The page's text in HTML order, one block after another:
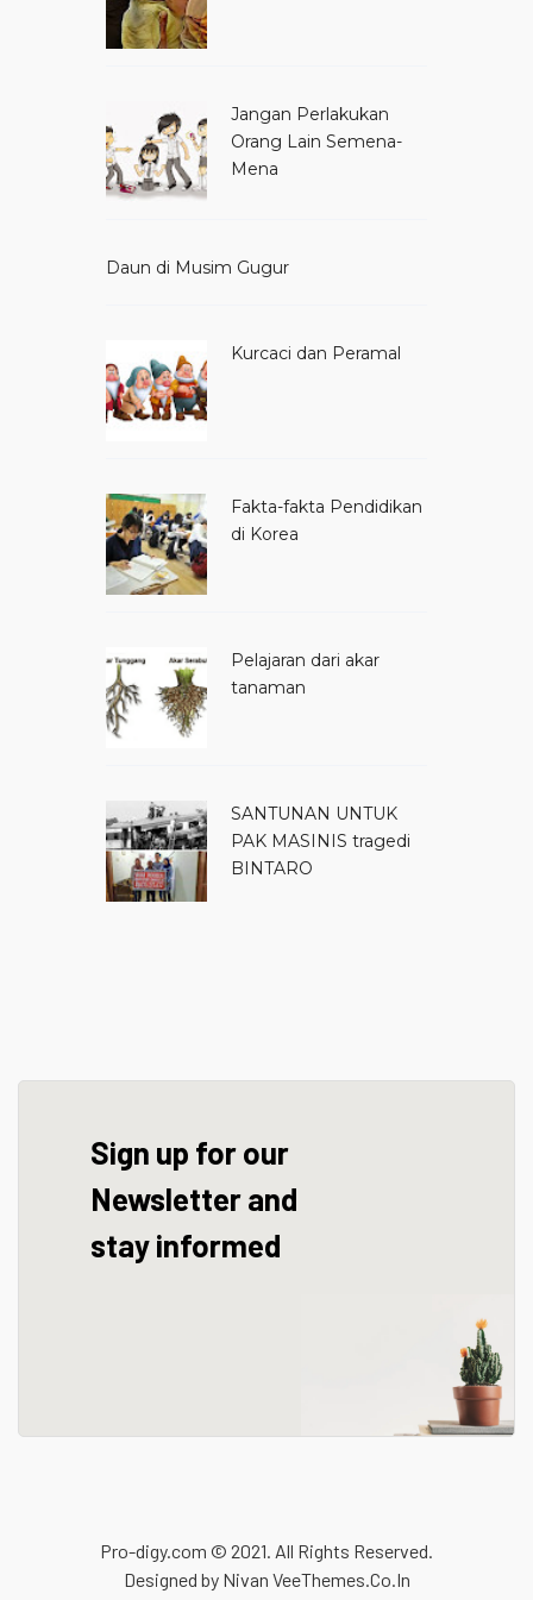
Jangan Perlakukan
Orang Lain Semena-
Mena
Daun di Musim Gugur
Kurcaci dan Peramal
Fakta-fakta Pendidikan
di Korea
Pelajaran dari akar
tanaman
SANTUNAN UNTUK
PAK MASINIS tragedi
BINTARO
Sign up for our
Newsletter and
stay informed
Pro-digy.com © 2021 . All Rights Reserved.
Designed by Nivan VeeThemes.Co.In